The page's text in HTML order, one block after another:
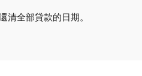
清全部貸款的日期。